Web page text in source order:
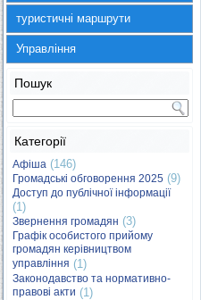
туристичні маршрути
Управління
Пошук
Категорії
Афіша (146)
Громадські обговорення 2025 (9)
Доступ до публічної інформації
(1)
Звернення громадян (3)
Графік особистого прийому
громадян керівництвом
управління (1)
Законодавство та нормативно-
правові акти (1)